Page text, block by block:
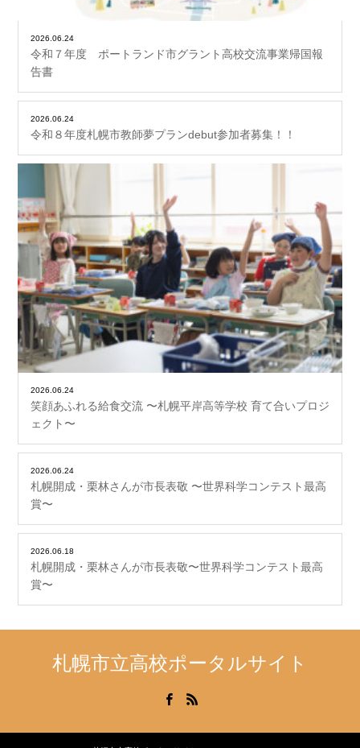
2026.06.24
令和７年度 ポートランド市グラント高校交流事業帰国報
告書
2026.06.24
令和８年度札幌市教師夢プランdebut参加者募集！！
2026.06.24
笑顔あふれる給食交流 〜札幌平岸高等学校 育て合いプロジ
ェクト〜
2026.06.24
札幌開成・栗林さんが市長表敬 〜世界科学コンテスト最高
賞〜
2026.06.18
札幌開成・栗林さんが市長表敬〜世界科学コンテスト最高
賞〜
札幌市立高校ポータルサイト